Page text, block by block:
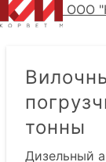
ООО
тонны
Дизельный